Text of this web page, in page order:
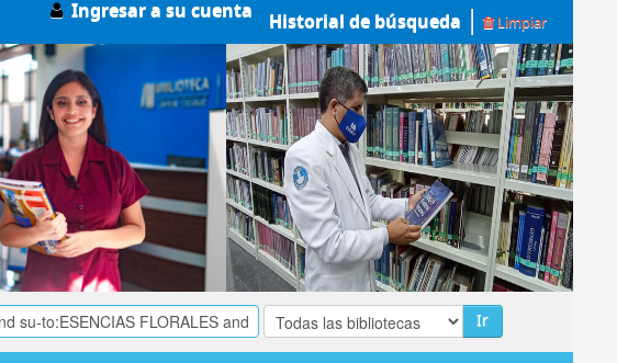
Ingresar a su cuenta Historial de búsqueda Limpiar
Ir